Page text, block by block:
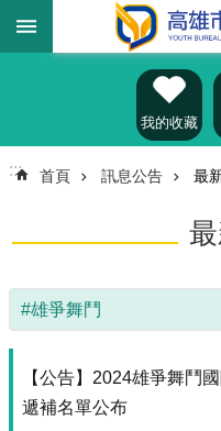
跳到主要內容區塊
識
們
訊
公
告
我的收藏
::: 首頁 訊息公告 最
#雄爭舞鬥
【公告】2024雄爭舞鬥
遞補名單公布